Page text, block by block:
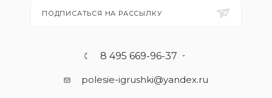
ПОДПИСАТЬСЯ НА РАССЫЛКУ
8 495 669-96-37
polesie-igrushki@yandex.ru